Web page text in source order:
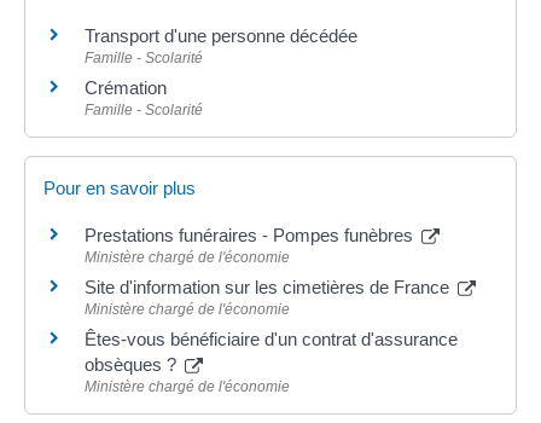
Transport d'une personne décédée
Famille - Scolarité
Crémation
Famille - Scolarité
Pour en savoir plus
Prestations funéraires - Pompes funèbres
Ministère chargé de l'économie
Site d'information sur les cimetières de France
Ministère chargé de l'économie
Êtes-vous bénéficiaire d'un contrat d'assurance
obsèques ?
Ministère chargé de l'économie